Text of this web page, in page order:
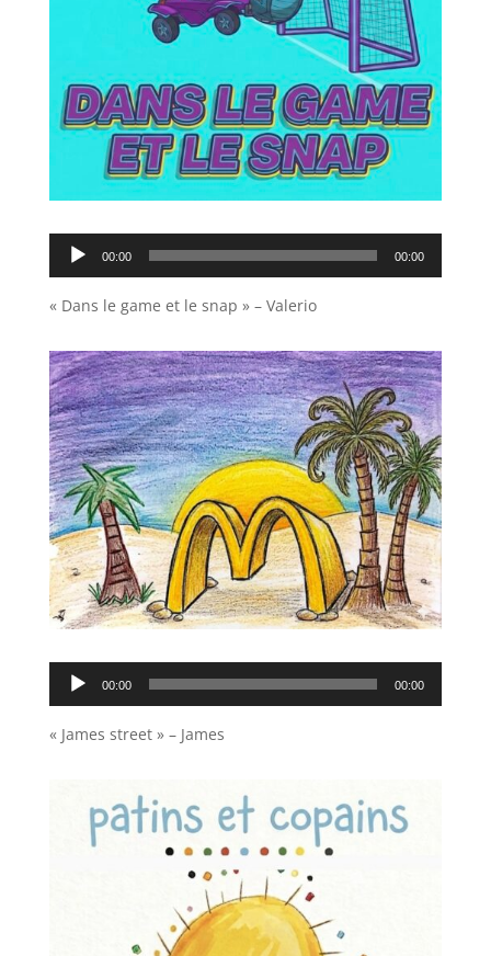
Lecteur
audio
00:00 00:00
« Dans le game et le snap » – Valerio
Lecteur
audio
00:00 00:00
« James street » – James